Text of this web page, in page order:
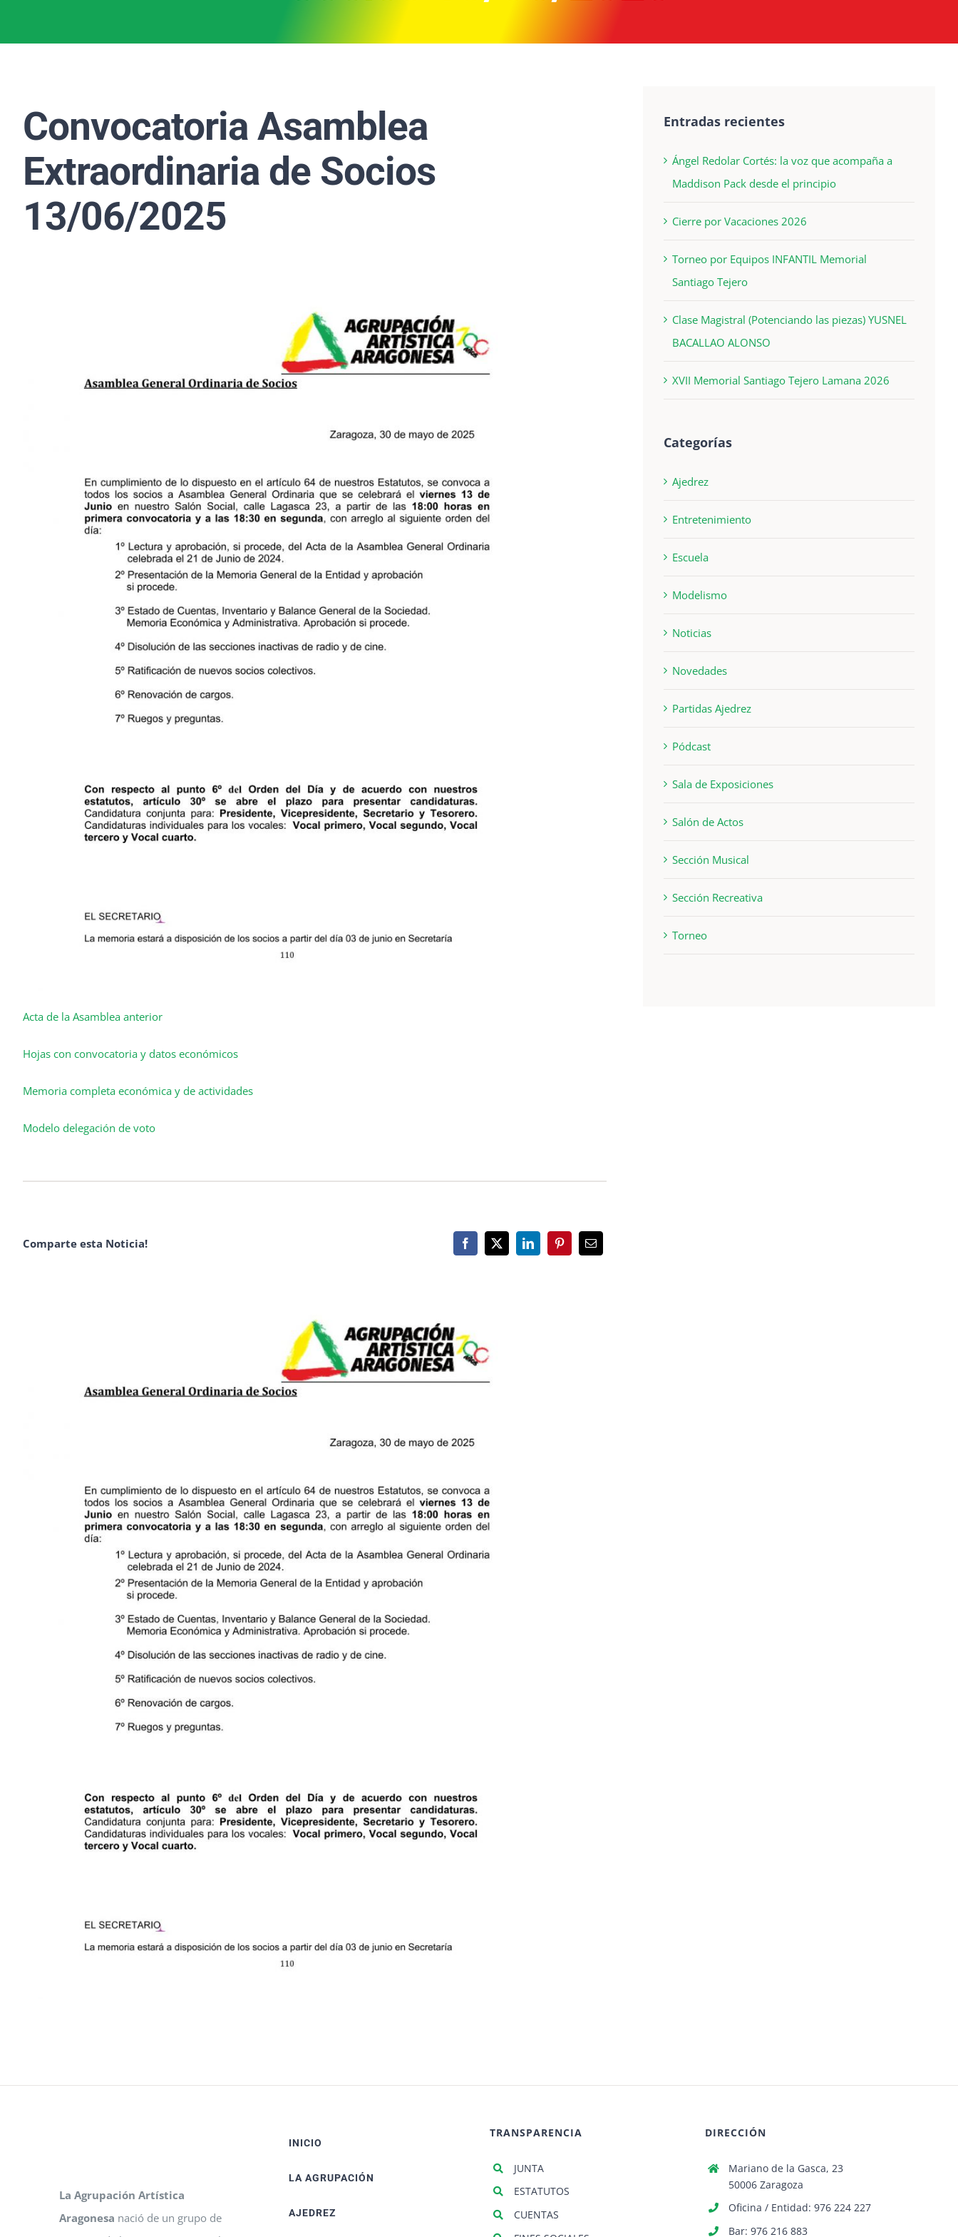
Convocatoria Asamblea
Extraordinaria de Socios
13/06/2025
Acta de la Asamblea anterior
Hojas con convocatoria y datos económicos
Memoria completa económica y de actividades
Modelo delegación de voto
Comparte esta Noticia!
Entradas recientes
Ángel Redolar Cortés: la voz que acompaña a
Maddison Pack desde el principio
Cierre por Vacaciones 2026
Torneo por Equipos INFANTIL Memorial
Santiago Tejero
Clase Magistral (Potenciando las piezas) YUSNEL
BACALLAO ALONSO
XVII Memorial Santiago Tejero Lamana 2026
Categorías
Ajedrez
Entretenimiento
Escuela
Modelismo
Noticias
Novedades
Partidas Ajedrez
Pódcast
Sala de Exposiciones
Salón de Actos
Sección Musical
Sección Recreativa
Torneo
La Agrupación Artística
Aragonesa nació de un grupo de
INICIO
LA AGRUPACIÓN
AJEDREZ
TRANSPARENCIA
JUNTA
ESTATUTOS
CUENTAS
DIRECCIÓN
Mariano de la Gasca, 23
50006 Zaragoza
Oficina / Entidad: 976 224 227
Bar: 976 216 883